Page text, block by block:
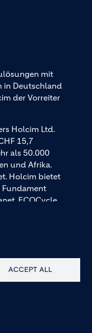
ACCEPT ALL
mit
in Deutschland
der Vorreiter
Holcim Ltd.
15,7
als 50.000
und Afrika.
Holcim bietet
ECOCycle